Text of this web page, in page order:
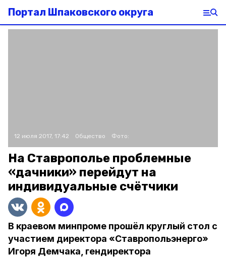
Портал Шпаковского округа
12 июля 2017, 17:42 Общество Фото:
На Ставрополье проблемные
«дачники» перейдут на
индивидуальные счётчики
В краевом минпроме прошёл круглый стол с
участием директора «Ставропольэнерго»
Игоря Демчака, гендиректора